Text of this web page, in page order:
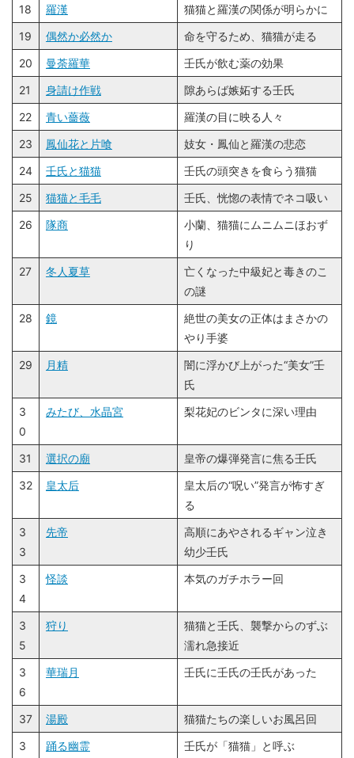
18
羅漢
猫猫と羅漢の関係が明らかに
19
偶然か必然か
命を守るため、猫猫が走る
20
曼荼羅華
壬氏が飲む薬の効果
21
身請け作戦
隙あらば嫉妬する壬氏
22
青い薔薇
羅漢の目に映る人々
23
鳳仙花と片喰
妓女・鳳仙と羅漢の悲恋
24
壬氏と猫猫
壬氏の頭突きを食らう猫猫
25
猫猫と毛毛
壬氏、恍惚の表情でネコ吸い
26
隊商
小蘭、猫猫にムニムニほおず
り
27
冬人夏草
亡くなった中級妃と毒きのこ
の謎
28
鏡
絶世の美女の正体はまさかの
やり手婆
29
月精
闇に浮かび上がった“美女”壬
氏
3
0
みたび、水晶宮 梨花妃のビンタに深い理由
31 選択の廟
皇帝の爆弾発言に焦る壬氏
32
皇太后
皇太后の“呪い”発言が怖すぎ
る
3
3
先帝
高順にあやされるギャン泣き
幼少壬氏
3
4
怪談 本気のガチホラー回
3
5
狩り
猫猫と壬氏、襲撃からのずぶ
濡れ急接近
3
6
華瑞月 壬氏に壬氏の壬氏があった
37 湯殿
猫猫たちの楽しいお風呂回
3
踊る幽霊 壬氏が「猫猫」と呼ぶ